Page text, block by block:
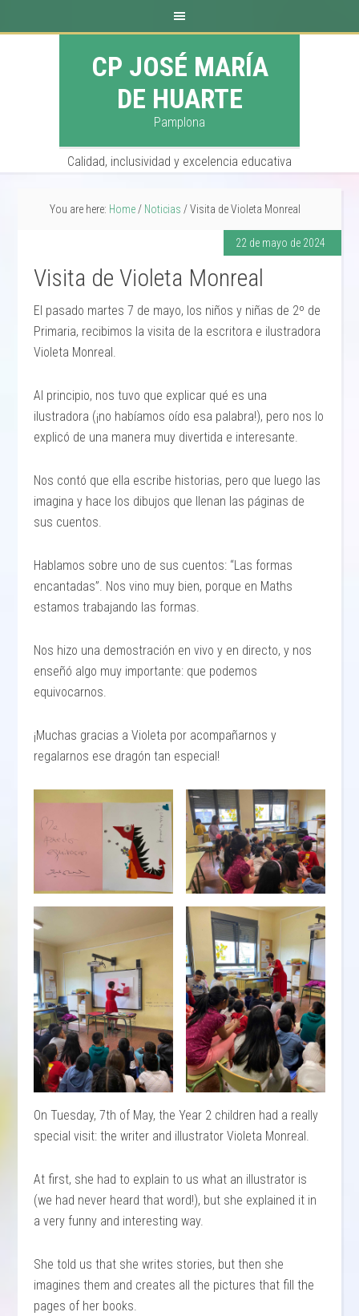
CP JOSÉ MARÍA
DE HUARTE
Pamplona
Calidad, inclusividad y excelencia educativa
You are here: Home / Noticias /Visita de Violeta Monreal
22 de mayo de 2024
Visita de Violeta Monreal
El pasado martes 7 de mayo, los niños y niñas de 2º de
Primaria, recibimos la visita de la escritora e ilustradora
Violeta Monreal.
Al principio, nos tuvo que explicar qué es una
ilustradora (¡no habíamos oído esa palabra!), pero nos lo
explicó de una manera muy divertida e interesante.
Nos contó que ella escribe historias, pero que luego las
imagina y hace los dibujos que llenan las páginas de
sus cuentos.
Hablamos sobre uno de sus cuentos: “Las formas
encantadas”. Nos vino muy bien, porque en Maths
estamos trabajando las formas.
Nos hizo una demostración en vivo y en directo, y nos
enseñó algo muy importante: que podemos
equivocarnos.
¡Muchas gracias a Violeta por acompañarnos y
regalarnos ese dragón tan especial!
On Tuesday, 7th of May, the Year 2 children had a really
special visit: the writer and illustrator Violeta Monreal.
At first, she had to explain to us what an illustrator is
(we had never heard that word!), but she explained it in
a very funny and interesting way.
She told us that she writes stories, but then she
imagines them and creates all the pictures that fill the
pages of her books.